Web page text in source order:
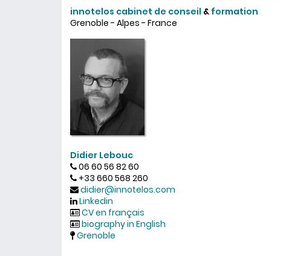
innotelos cabinet de conseil & formation
Grenoble - Alpes - France
Didier Lebouc
06 60 56 82 60
+33 660 568 260
didier@innotelos.com
Linkedin
CV en français
biography in English
Grenoble